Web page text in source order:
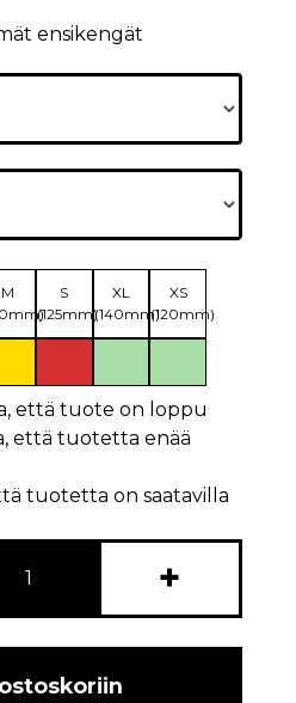
ensikengät
M
S
(125mm)
XL
(140mm)
XS
(120mm)
että tuote on loppu
että tuotetta enää
tuotetta on saatavilla
+